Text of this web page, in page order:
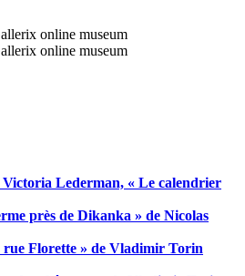
Victoria Lederman, « Le calendrier
près de Dikanka » de Nicolas
rue Florette » de Vladimir Torin